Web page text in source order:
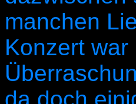
manchen
Konzert